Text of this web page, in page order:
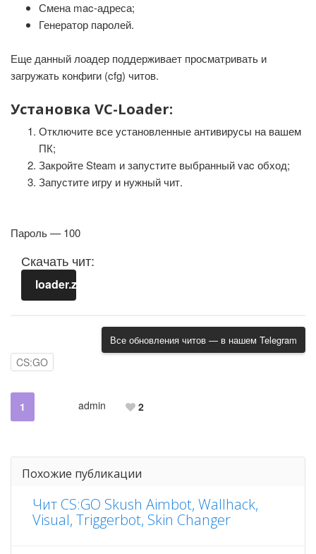
Смена mac-адреса;
Генератор паролей.
Еще данный лоадер поддерживает просматривать и
загружать конфиги (cfg) читов.
Установка VC-Loader:
Отключите все установленные антивирусы на вашем
ПК;
Закройте Steam и запустите выбранный vac обход;
Запустите игру и нужный чит.
Пароль — 100
Скачать чит:
loader.zip
Все обновления читов — в нашем Telegram
CS:GO
1 admin 2
Похожие публикации
Чит CS:GO Skush Aimbot, Wallhack,
Visual, Triggerbot, Skin Changer